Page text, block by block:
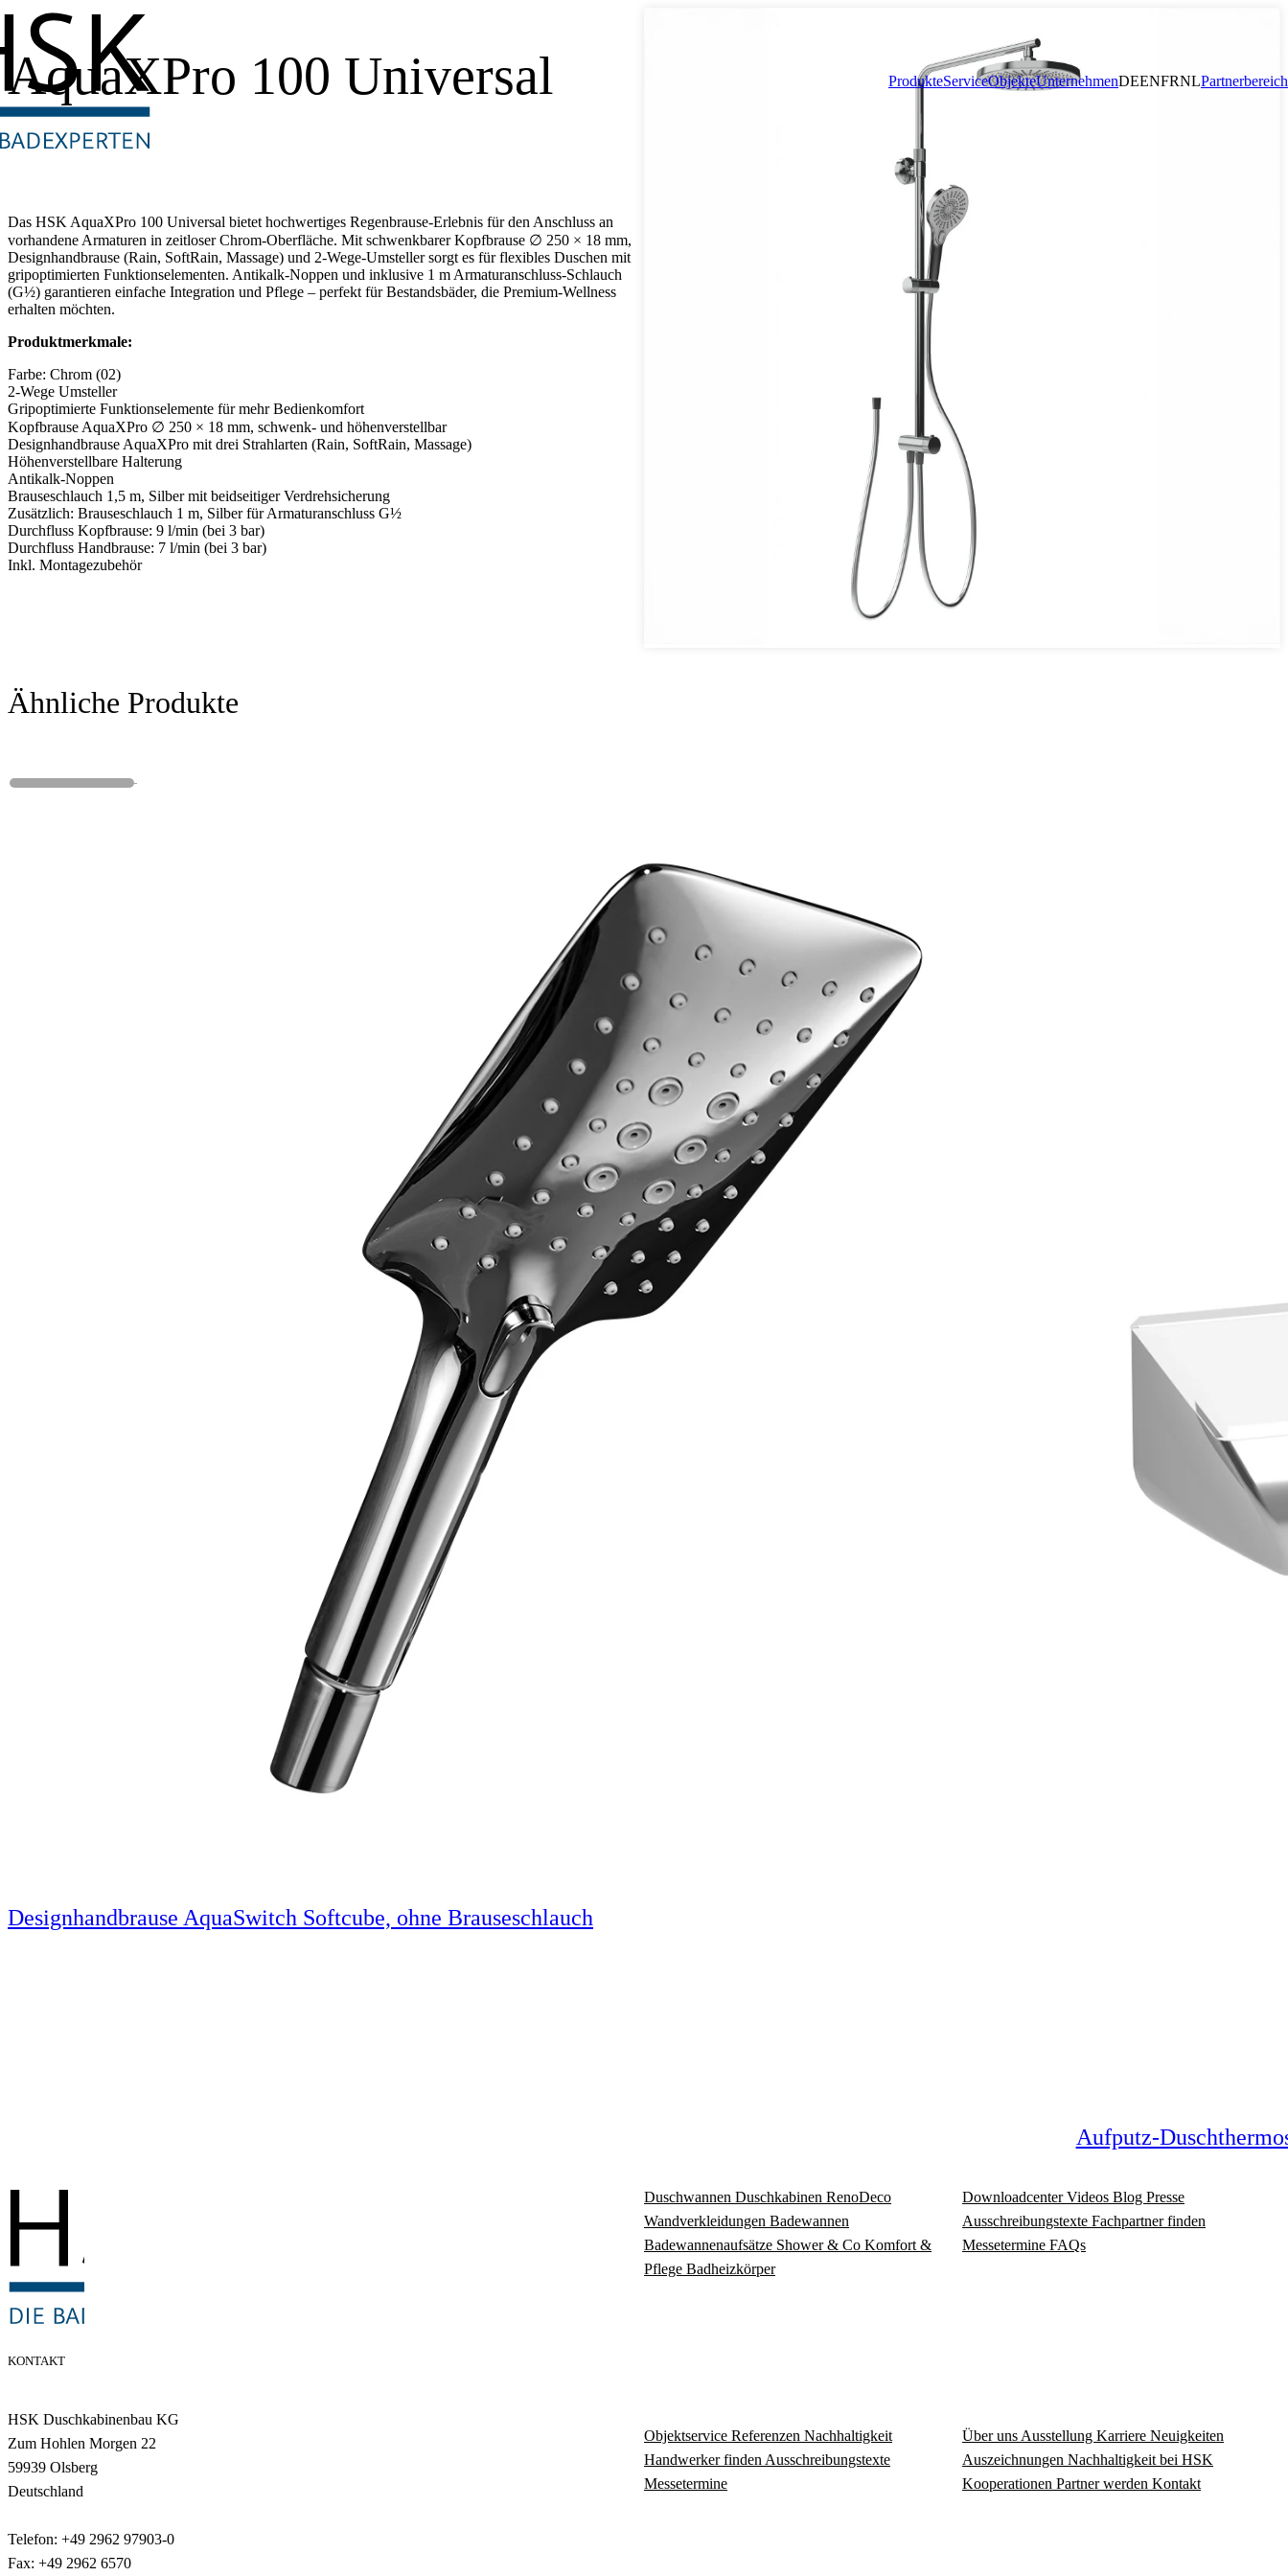
ProdukteServiceObjekteUnternehmenDEENFRNLPartnerbereich
AquaXPro 100 Universal
Das HSK AquaXPro 100 Universal bietet hochwertiges Regenbrause-Erlebnis für den Anschluss an
vorhandene Armaturen in zeitloser Chrom-Oberfläche. Mit schwenkbarer Kopfbrause ∅ 250 × 18 mm,
Designhandbrause (Rain, SoftRain, Massage) und 2-Wege-Umsteller sorgt es für flexibles Duschen mit
gripoptimierten Funktionselementen. Antikalk-Noppen und inklusive 1 m Armaturanschluss-Schlauch
(G½) garantieren einfache Integration und Pflege – perfekt für Bestandsbäder, die Premium-Wellness
erhalten möchten.
Produktmerkmale:
Farbe: Chrom (02)
2-Wege Umsteller
Gripoptimierte Funktionselemente für mehr Bedienkomfort
Kopfbrause AquaXPro ∅ 250 × 18 mm, schwenk- und höhenverstellbar
Designhandbrause AquaXPro mit drei Strahlarten (Rain, SoftRain, Massage)
Höhenverstellbare Halterung
Antikalk-Noppen
Brauseschlauch 1,5 m, Silber mit beidseitiger Verdrehsicherung
Zusätzlich: Brauseschlauch 1 m, Silber für Armaturanschluss G½
Durchfluss Kopfbrause: 9 l/min (bei 3 bar)
Durchfluss Handbrause: 7 l/min (bei 3 bar)
Inkl. Montagezubehör
Ähnliche Produkte
Designhandbrause AquaSwitch Softcube, ohne Brauseschlauch
Aufputz-
KONTAKT
HSK Duschkabinenbau KG
Zum Hohlen Morgen 22
59939 Olsberg
Deutschland
Telefon: +49 2962 97903-0
Fax: +49 2962 6570
Duschwannen Duschkabinen RenoDeco
Wandverkleidungen Badewannen
Badewannenaufsätze Shower & Co Komfort &
Pflege Badheizkörper
Download­centerVideos Blog Presse
Ausschreibungstexte Fachpartner finden
Messetermine FAQs
Objektservice Referenzen Nachhaltigkeit
Handwerker finden Ausschreibungstexte
Messetermine
Über uns Ausstellung Karriere Neuigkeiten
Auszeichnungen Nachhaltigkeit bei HSK
Kooperationen Partner werden Kontakt